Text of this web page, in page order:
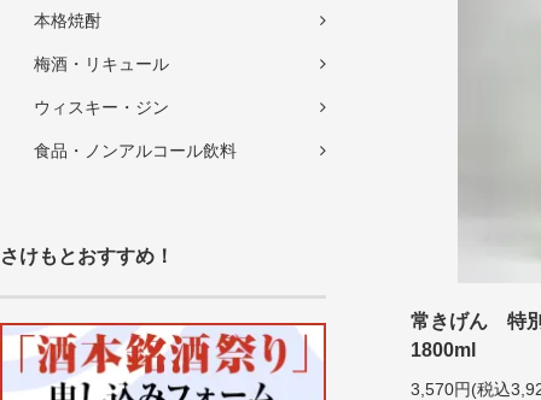
本格焼酎
梅酒・リキュール
ウィスキー・ジン
食品・ノンアルコール飲料
さけもとおすすめ！
常きげん 特
1800ml
3,570円(税込